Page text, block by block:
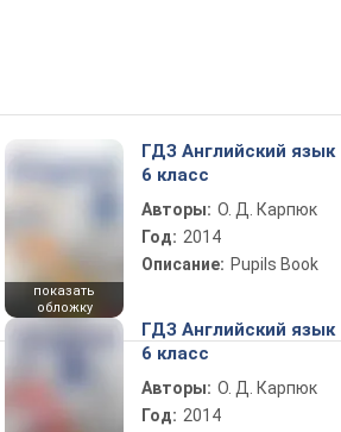
показать
обложку
ГДЗ Английский язык
6 класс
Авторы: О. Д. Карпюк
Год: 2014
Описание: Pupils Book
ГДЗ Английский язык
6 класс
Авторы: О. Д. Карпюк
Год: 2014